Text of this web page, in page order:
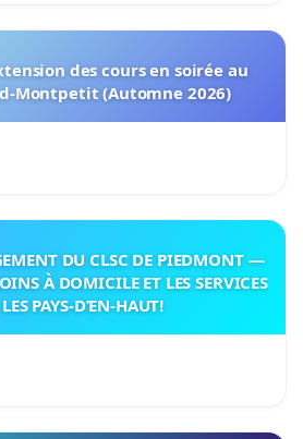
des cours en soirée au
Montpetit (Automne 2026)
DU CLSC DE PIEDMONT —
À DOMICILE ET LES SERVICES
PAYS-D’EN-HAUT!